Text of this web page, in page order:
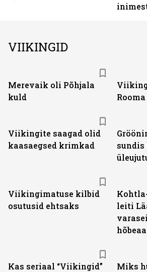
VIIKINGID
Merevaik oli Põhjala
kuld
Viikingite saagad olid
kaasaegsed krimkad
Viikingimatuse kilbid
osutusid ehtsaks
leiti
Kas seriaal “Viikingid”
Miks